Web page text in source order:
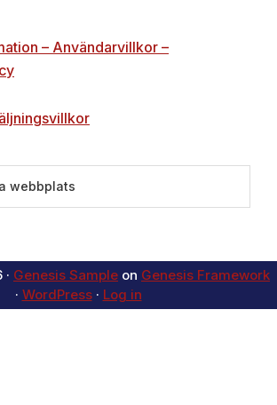
– Användarvillkor –
Genesis Sample on Genesis Framework
· WordPress· Log in